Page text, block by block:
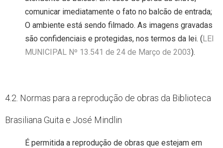
comunicar imediatamente o fato no balcão de entrada;
O ambiente está sendo filmado. As imagens gravadas
são confidenciais e protegidas, nos termos da lei. (LEI
MUNICIPAL Nº 13.541 de 24 de Março de 2003).
4.2. Normas para a reprodução de obras da Biblioteca
Brasiliana Guita e José Mindlin
É permitida a reprodução de obras que estejam em